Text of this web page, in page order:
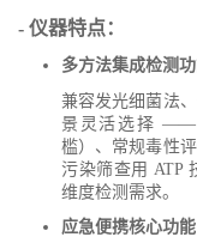
- 仪器特点：
多方法集成检测功
兼容发光细菌法
景灵活选择 ——
槛）、常规毒性
污染筛查用 ATP
维度检测需求。
应急便携核心功能